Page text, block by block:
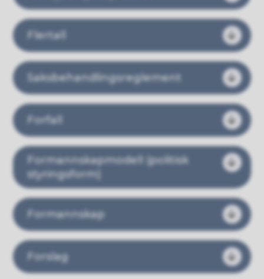
Flertall
Saksbehandlingsreglement
Forfall
Formannskapmodell (politisk
styringsform)
Formannskap
​​​​​​​Forslag